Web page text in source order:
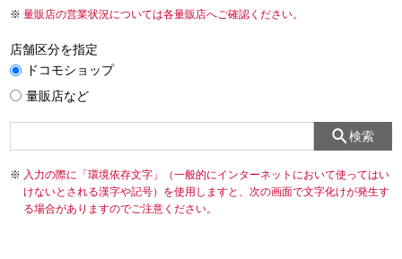
量販店の営業状況については各量販店へご確認ください。
店舗区分を指定
ドコモショップ
量販店など
検索
入力の際に「環境依存文字」（一般的にインターネットにおいて使ってはい
けないとされる漢字や記号）を使用しますと、次の画面で文字化けが発生す
る場合がありますのでご注意ください。